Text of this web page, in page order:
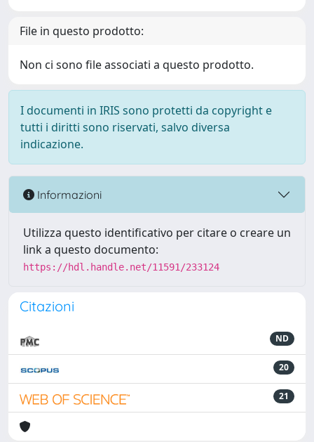
File in questo prodotto:
Non ci sono file associati a questo prodotto.
I documenti in IRIS sono protetti da copyright e
tutti i diritti sono riservati, salvo diversa
indicazione.
Informazioni
Utilizza questo identificativo per citare o creare un
link a questo documento:
https://hdl.handle.net/11591/233124
Citazioni
ND
20
21